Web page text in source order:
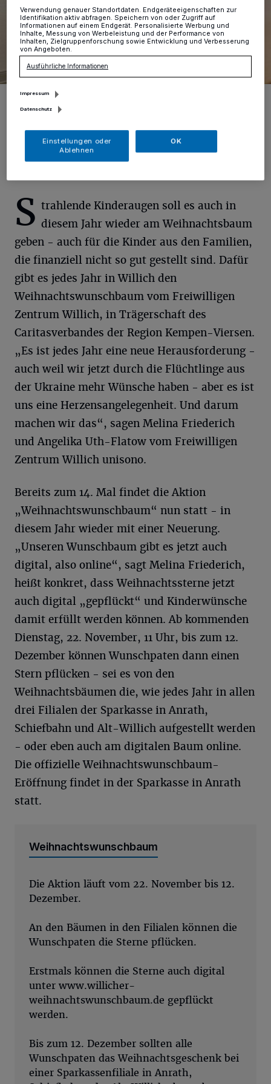
Gehen diesmal ganz neue Wege: Melina Friederich (rechts) und
Angelika Uth-Flatow bieten den Weihnachtswunschbaum diesmal
zusätzlich digital an.
S trahlende Kinderaugen soll es auch in
diesem Jahr wieder am Weihnachtsbaum
geben - auch für die Kinder aus den Familien,
die finanziell nicht so gut gestellt sind. Dafür
gibt es jedes Jahr in Willich den
Weihnachtswunschbaum vom Freiwilligen
Zentrum Willich, in Trägerschaft des
Caritasverbandes der Region Kempen-Viersen.
„Es ist jedes Jahr eine neue Herausforderung -
auch weil wir jetzt durch die Flüchtlinge aus
der Ukraine mehr Wünsche haben - aber es ist
uns eine Herzensangelegenheit. Und darum
machen wir das“, sagen Melina Friederich
und Angelika Uth-Flatow vom Freiwilligen
Zentrum Willich unisono.
Bereits zum 14. Mal findet die Aktion
„Weihnachtswunschbaum“ nun statt - in
diesem Jahr wieder mit einer Neuerung.
„Unseren Wunschbaum gibt es jetzt auch
digital, also online“, sagt Melina Friederich,
heißt konkret, dass Weihnachtssterne jetzt
auch digital „gepflückt“ und Kinderwünsche
damit erfüllt werden können. Ab kommenden
Dienstag, 22. November, 11 Uhr, bis zum 12.
Dezember können Wunschpaten dann einen
Stern pflücken - sei es von den
Weihnachtsbäumen die, wie jedes Jahr in allen
drei Filialen der Sparkasse in Anrath,
Schiefbahn und Alt-Willich aufgestellt werden
- oder eben auch am digitalen Baum online.
Die offizielle Weihnachtswunschbaum-
Eröffnung findet in der Sparkasse in Anrath
statt.
Weihnachtswunschbaum
Die Aktion läuft vom 22. November bis 12.
Dezember.
An den Bäumen in den Filialen können die
Wunschpaten die Sterne pflücken.
Erstmals können die Sterne auch digital
unter www.willicher-
weihnachtswunschbaum.de gepflückt
werden.
Bis zum 12. Dezember sollten alle
Wunschpaten das Weihnachtsgeschenk bei
einer Sparkassenfiliale in Anrath,
Verwendung genauer Standortdaten. Endgeräteeigenschaften zur
Identifikation aktiv abfragen. Speichern von oder Zugriff auf
Informationen auf einem Endgerät. Personalisierte Werbung und
Inhalte, Messung von Werbeleistung und der Performance von
Inhalten, Zielgruppenforschung sowie Entwicklung und Verbesserung
von Angeboten.
Ausführliche Informationen
Impressum
Datenschutz
Einstellungen oder
Ablehnen
OK